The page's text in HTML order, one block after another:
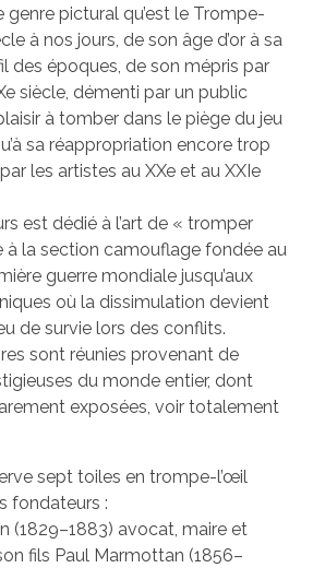
genre pictural qu’est le Trompe-
à nos jours, de son âge d’or à sa
des époques, de son mépris par
siècle, démenti par un public
à tomber dans le piège du jeu
sa réappropriation encore trop
les artistes au XXe et au XXIe
est dédié à l’art de « tromper
à la section camouflage fondée au
guerre mondiale jusqu’aux
où la dissimulation devient
de survie lors des conflits.
sont réunies provenant de
du monde entier, dont
exposées, voir totalement
sept toiles en trompe-l’œil
fondateurs :
(1829–1883) avocat, maire et
fils Paul Marmottan (1856–